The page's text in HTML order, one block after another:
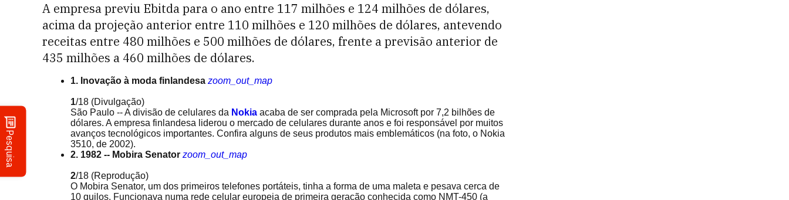
Pesquisa
A empresa previu Ebitda para o ano entre 117 milhões e 124 milhões de dólares,
acima da projeção anterior entre 110 milhões e 120 milhões de dólares, antevendo
receitas entre 480 milhões e 500 milhões de dólares, frente a previsão anterior de
435 milhões a 460 milhões de dólares.
1. Inovação à moda finlandesa zoom_out_map
1/18 (Divulgação)
São Paulo -- A divisão de celulares da Nokia acaba de ser comprada pela Microsoft por 7,2 bilhões de
dólares. A empresa finlandesa liderou o mercado de celulares durante anos e foi responsável por muitos
avanços tecnológicos importantes. Confira alguns de seus produtos mais emblemáticos (na foto, o Nokia
3510, de 2002).
2. 1982 -- Mobira Senator zoom_out_map
2/18 (Reprodução)
O Mobira Senator, um dos primeiros telefones portáteis, tinha a forma de uma maleta e pesava cerca de
10 quilos. Funcionava numa rede celular europeia de primeira geração conhecida como NMT-450 (a